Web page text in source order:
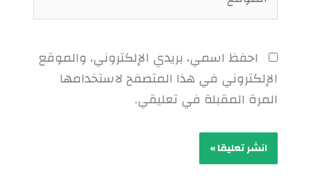
احفظ اسمي، بريدي الإلكتروني، والموقع
الإلكتروني في هذا المتصفح لاستخدامها
المرة المقبلة في تعليقي.